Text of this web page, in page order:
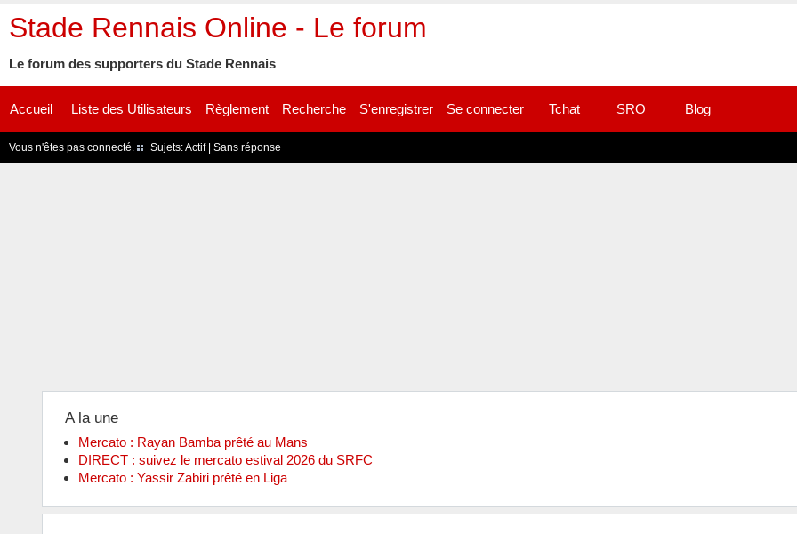
Stade Rennais Online - Le forum
Le forum des supporters du Stade Rennais
Accueil Liste des Utilisateurs Règlement Recherche S'enregistrer Se connecter Tchat SRO Blog
Vous n'êtes pas connecté. Sujets:Actif| Sans réponse
A la une
Mercato : Rayan Bamba prêté au Mans
DIRECT : suivez le mercato estival 2026 du SRFC
Mercato : Yassir Zabiri prêté en Liga